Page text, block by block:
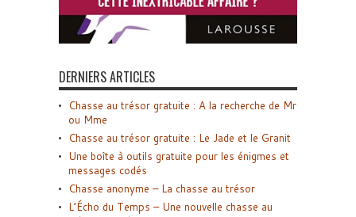
DERNIERS ARTICLES
Chasse au trésor gratuite : A la recherche de Mr
ou Mme
Chasse au trésor gratuite : Le Jade et le Granit
Une boîte à outils gratuite pour les énigmes et
messages codés
Chasse anonyme – La chasse au trésor
L’Écho du Temps – Une nouvelle chasse au